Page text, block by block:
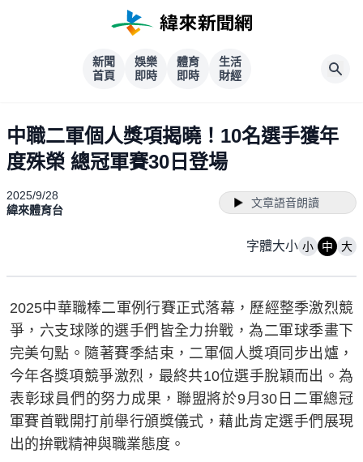
新聞
首頁
娛樂
即時
體育
即時
生活
財經
中職二軍個人獎項揭曉！10名選手獲年
度殊榮 總冠軍賽30日登場
2025/9/28
緯來體育台
文章語音朗讀
字體大小 小 中 大
2025中華職棒二軍例行賽正式落幕，歷經整季激烈競
爭，六支球隊的選手們皆全力拚戰，為二軍球季畫下
完美句點。隨著賽季結束，二軍個人獎項同步出爐，
今年各獎項競爭激烈，最終共10位選手脫穎而出。為
表彰球員們的努力成果，聯盟將於9月30日二軍總冠
軍賽首戰開打前舉行頒獎儀式，藉此肯定選手們展現
出的拚戰精神與職業態度。